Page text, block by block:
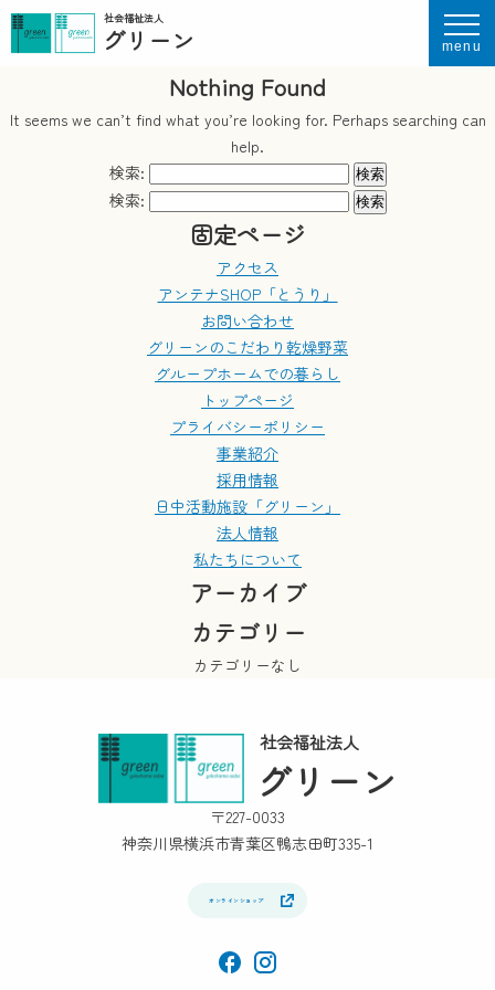
menu
社会福祉法人
グリーン
Nothing Found
It seems we can’t find what you’re looking for. Perhaps searching can
help.
検索:
検索:
固定ページ
アクセス
アンテナSHOP「とうり」
お問い合わせ
グリーンのこだわり乾燥野菜
グループホームでの暮らし
トップページ
プライバシーポリシー
事業紹介
採用情報
日中活動施設「グリーン」
法人情報
私たちについて
アーカイブ
カテゴリー
カテゴリーなし
社会福祉法人
グリーン
〒227-0033
神奈川県横浜市青葉区鴨志田町335-1
オンラインショップ